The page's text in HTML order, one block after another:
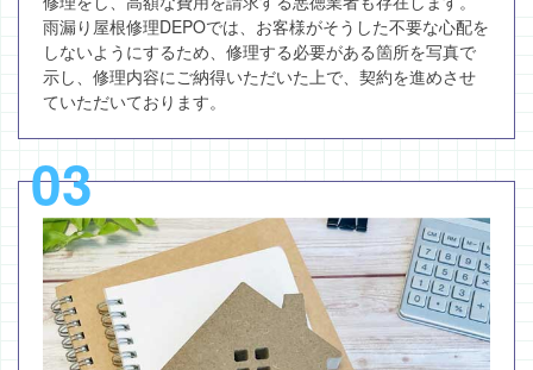
雨漏り屋根修理DEPOでは、お客様がそうした不要な心配を
しないようにするため、修理する必要がある箇所を写真で
示し、修理内容にご納得いただいた上で、契約を進めさせ
ていただいております。
03